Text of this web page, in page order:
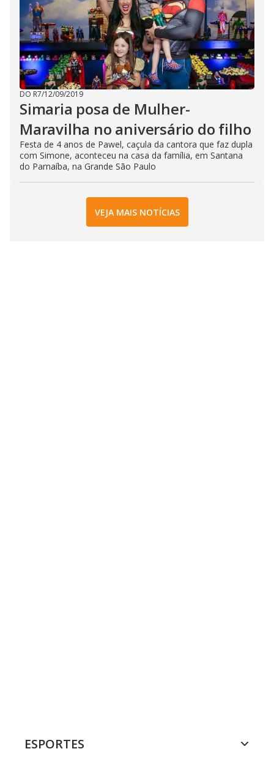
DO R7/12/09/2019
Simaria posa de Mulher-
Maravilha no aniversário do filho
Festa de 4 anos de Pawel, caçula da cantora que faz dupla
com Simone, aconteceu na casa da família, em Santana
do Parnaíba, na Grande São Paulo
VEJA MAIS NOTÍCIAS
ESPORTES